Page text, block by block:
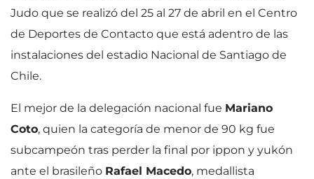
Judo que se realizó del 25 al 27 de abril en el Centro
de Deportes de Contacto que está adentro de las
instalaciones del estadio Nacional de Santiago de
Chile.
El mejor de la delegación nacional fue Mariano
Coto, quien la categoría de menor de 90 kg fue
subcampeón tras perder la final por ippon y yukón
ante el brasileño Rafael Macedo, medallista